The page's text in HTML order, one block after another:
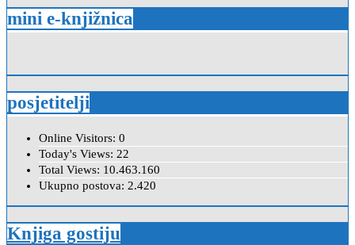
mini e-knjižnica
posjetitelji
Online Visitors: 0
Today's Views: 22
Total Views: 10.463.160
Ukupno postova: 2.420
Knjiga gostiju